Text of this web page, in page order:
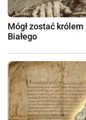
Mógł zostać
Białego